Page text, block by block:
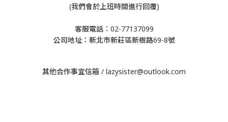
(我們會於上班時間進行回覆)
客服電話：02-77137099
公司地址：新北市新莊區新樹路69-8號
其他合作事宜信箱 / lazysister@outlook.com